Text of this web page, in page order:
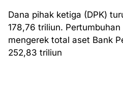
Dana pihak ketiga (DPK)
178,76 triliun. Pertumbuhan
mengerek total aset Bank
252,83 triliun